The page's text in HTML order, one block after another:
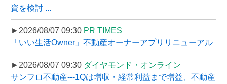
資を検討 ...
►2026/08/07 09:30 PR TIMES
「いい生活Owner」不動産オーナーアプリリニューアル
►2026/08/07 09:30 ダイヤモンド・オンライン
サンフロ不動産---1Qは増収・経常利益まで増益、不動産